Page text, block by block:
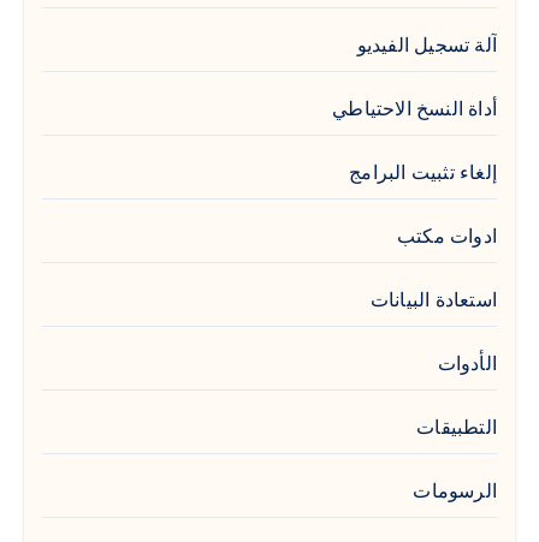
آلة تسجيل الفيديو
أداة النسخ الاحتياطي
إلغاء تثبيت البرامج
ادوات مكتب
استعادة البيانات
الأدوات
التطبيقات
الرسومات